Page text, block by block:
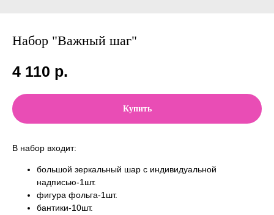
Набор "Важный шаг"
4 110 р.
Купить
В набор входит:
большой зеркальный шар с индивидуальной
надписью-1шт.
фигура фольга-1шт.
бантики-10шт.